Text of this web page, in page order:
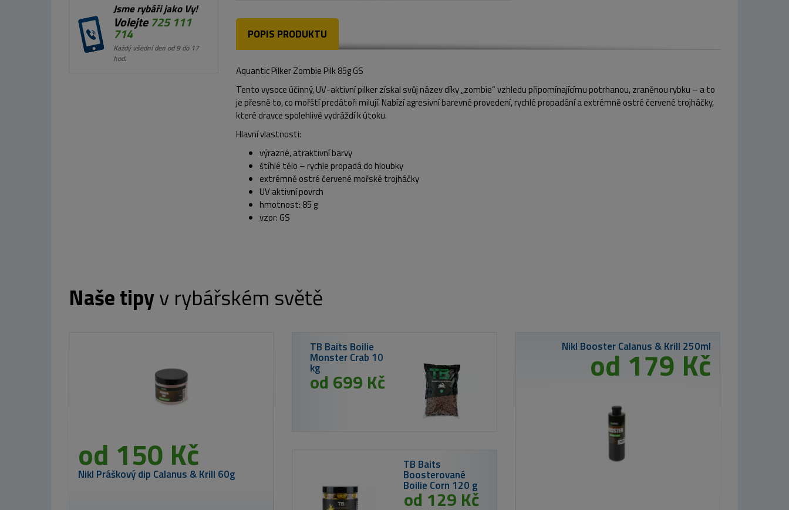
Jsme rybáři jako Vy!
Volejte725 111
714
Každý všední den od 9 do 17
hod.
POPIS PRODUKTU
Aquantic Pilker Zombie Pilk 85g GS
Tento vysoce účinný, UV-aktivní pilker získal svůj název díky „zombie“ vzhledu připomínajícímu potrhanou, zraněnou rybku – a to
je přesně to, co mořští predátoři milují. Nabízí agresivní barevné provedení, rychlé propadání a extrémně ostré červené trojháčky,
které dravce spolehlivě vydráždí k útoku.
Hlavní vlastnosti:
výrazné, atraktivní barvy
štíhlé tělo – rychle propadá do hloubky
extrémně ostré červené mořské trojháčky
UV aktivní povrch
hmotnost: 85 g
vzor: GS
Naše tipyv rybářském světě
od 150 Kč
Nikl Práškový dip Calanus & Krill 60g
TB Baits Boilie
Monster Crab 10
kg
od 699 Kč
TB Baits
Boosterované
Boilie Corn 120 g
od 129 Kč
Nikl Booster Calanus & Krill 250ml
od 179 Kč